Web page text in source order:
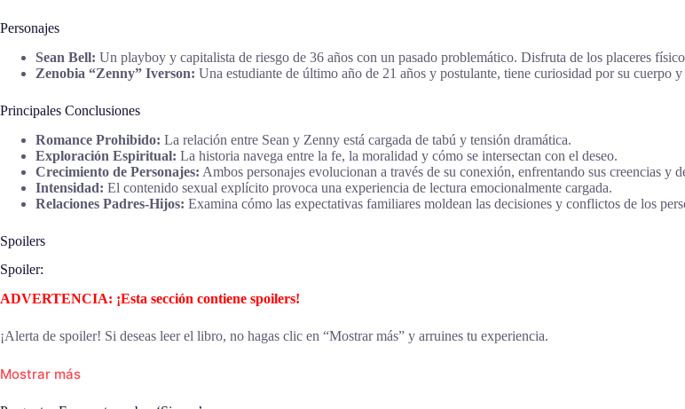
Personajes
Sean Bell: Un playboy y capitalista de riesgo de 36 años con un pasado problemático. Disfruta de los placeres
Zenobia “Zenny” Iverson: Una estudiante de último año de 21 años y postulante, tiene curiosidad por su cuerpo
Principales Conclusiones
Romance Prohibido: La relación entre Sean y Zenny está cargada de tabú y tensión dramática.
Exploración Espiritual: La historia navega entre la fe, la moralidad y cómo se intersectan con el deseo.
Crecimiento de Personajes: Ambos personajes evolucionan a través de su conexión, enfrentando sus creencias y
Intensidad: El contenido sexual explícito provoca una experiencia de lectura emocionalmente cargada.
Relaciones Padres-Hijos: Examina cómo las expectativas familiares moldean las decisiones y conflictos de los
Spoilers
Spoiler:
ADVERTENCIA: ¡Esta sección contiene spoilers!
¡Alerta de spoiler! Si deseas leer el libro, no hagas clic en “Mostrar más” y arruines tu experiencia.
Mostrar más